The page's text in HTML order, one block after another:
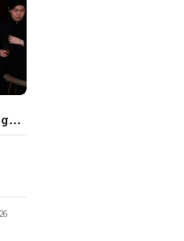
Majalah
di era